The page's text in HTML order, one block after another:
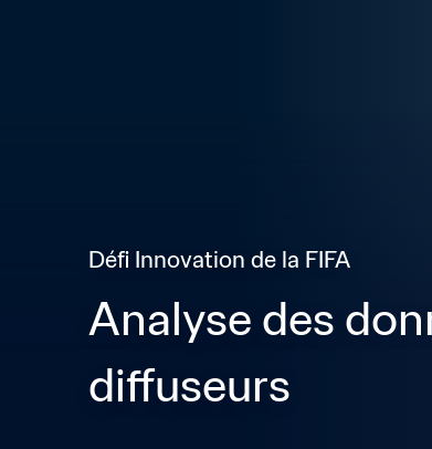
Défi Innovation de la FIFA
Analyse des
diffuseurs